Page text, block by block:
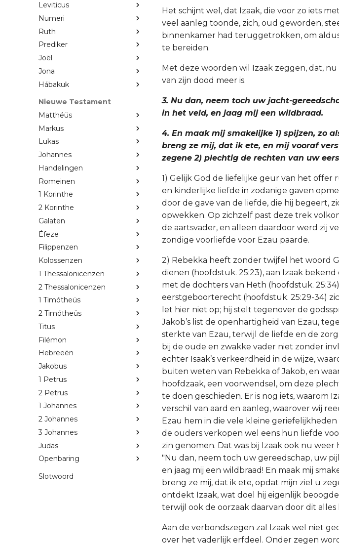
Leviticus
Numeri
Ruth
Prediker
Joël
Jona
Hábakuk
Nieuwe Testament
Matthéüs
Markus
Lukas
Johannes
Handelingen
Romeinen
1 Korinthe
2 Korinthe
Galaten
Éfeze
Filippenzen
Kolossenzen
1 Thessalonicenzen
2 Thessalonicenzen
1 Timótheüs
2 Timótheüs
Titus
Filémon
Hebreeën
Jakobus
1 Petrus
2 Petrus
1 Johannes
2 Johannes
3 Johannes
Judas
Openbaring
Slotwoord
Het schijnt wel, dat Izaak, die voor zo iets
veel aanleg toonde, zich, oud geworden,
binnenkamer had teruggetrokken, om
te bereiden.
Met deze woorden wil Izaak zeggen, dat,
van zijn dood meer is.
3. Nu dan, neem toch uw jacht-
in het veld, en jaag mij een wildbraad.
4. En maak mij smakelijke 1) spijzen, zo
breng ze mij, dat ik ete, en mij vooraf
zegene 2) plechtig de rechten van uw
1) Gelijk God de liefelijke geur van het offer
en kinderlijke liefde in zodanige gaven
door de gave van de liefde, die hij begeert,
opwekken. Op zichzelf past deze trek
de aartsvader, en alleen daardoor werd zij
zondige voorliefde voor Ezau paarde.
2) Rebekka heeft zonder twijfel het woord
dienen (hoofdstuk. 25:23), aan Izaak
met de dochters van Heth (hoofdstuk.
eerstgeboorterecht (hoofdstuk. 25:29-34)
let hier niet op; hij stelt tegenover de
Jakob’s list de openhartigheid van Ezau,
sterkte van Ezau, terwijl de liefde en de
bij de oude en zwakke vader niet zonder
echter Isaak’s verkeerdheid in de wijze,
buiten weten van Rebekka of Jakob, en
hoofdzaak, een voorwendsel, om deze
te doen geschieden. Er is nog iets, waarom
verschil van aard en aanleg, waarover wij
Ezau hem in die vele kleine
de ouders verkopen wel eens hun liefde
zin genomen. Dat was bij Izaak ook nu
"Nu dan, neem toch uw gereedschap, uw
en jaag mij een wildbraad! En maak mij
breng ze mij, dat ik ete, opdat mijn ziel u
ontdekt Izaak, wat doel hij eigenlijk
terwijl ook de oorzaak daarvan door dit alles
Aan de verbondszegen zal Izaak wel niet
over het vaderlijk erfdeel. Onder zegen